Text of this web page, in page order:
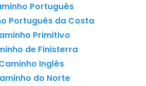
Português
Português da Costa
Primitivo
de Finisterra
Inglês
do Norte